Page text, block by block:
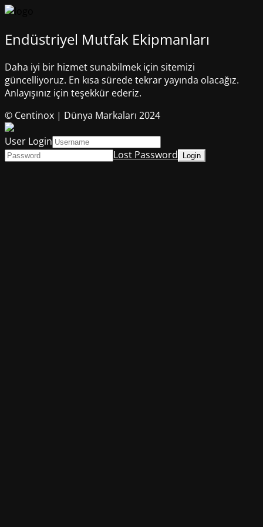
Endüstriyel Mutfak Ekipmanları
Daha iyi bir hizmet sunabilmek için sitemizi
güncelliyoruz. En kısa sürede tekrar yayında olacağız.
Anlayışınız için teşekkür ederiz.
© Centinox | Dünya Markaları 2024
User Login
Lost Password